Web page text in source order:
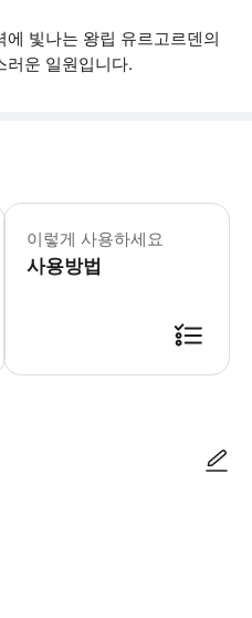
빛나는 왕립 유르고르덴의
러운 일원입니다.
현금 없는 박물관입니다. 뮤지엄 숍과
이렇게 사용하세요
사용방법